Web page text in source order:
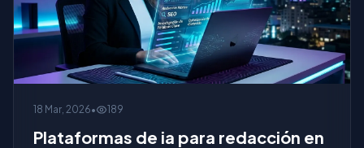
18 Mar, 2026• 189
Plataformas de ia para redacción en